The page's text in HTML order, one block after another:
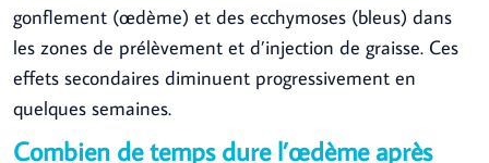
gonflement (œdème) et des ecchymoses (bleus) dans
les zones de prélèvement et d’injection de graisse. Ces
effets secondaires diminuent progressivement en
quelques semaines.
Combien de temps dure l’œdème après